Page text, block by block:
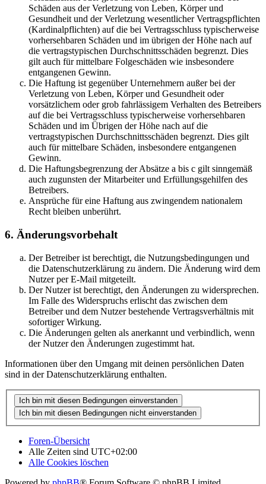
Schäden aus der Verletzung von Leben, Körper und
Gesundheit und der Verletzung wesentlicher Vertragspflichten
(Kardinalpflichten) auf die bei Vertragsschluss typischerweise
vorhersehbaren Schäden und im übrigen der Höhe nach auf
die vertragstypischen Durchschnittsschäden begrenzt. Dies
gilt auch für mittelbare Folgeschäden wie insbesondere
entgangenen Gewinn.
Die Haftung ist gegenüber Unternehmern außer bei der
Verletzung von Leben, Körper und Gesundheit oder
vorsätzlichem oder grob fahrlässigem Verhalten des Betreibers
auf die bei Vertragsschluss typischerweise vorhersehbaren
Schäden und im Übrigen der Höhe nach auf die
vertragstypischen Durchschnittsschäden begrenzt. Dies gilt
auch für mittelbare Schäden, insbesondere entgangenen
Gewinn.
Die Haftungsbegrenzung der Absätze a bis c gilt sinngemäß
auch zugunsten der Mitarbeiter und Erfüllungsgehilfen des
Betreibers.
Ansprüche für eine Haftung aus zwingendem nationalem
Recht bleiben unberührt.
6. Änderungsvorbehalt
Der Betreiber ist berechtigt, die Nutzungsbedingungen und
die Datenschutzerklärung zu ändern. Die Änderung wird dem
Nutzer per E-Mail mitgeteilt.
Der Nutzer ist berechtigt, den Änderungen zu widersprechen.
Im Falle des Widerspruchs erlischt das zwischen dem
Betreiber und dem Nutzer bestehende Vertragsverhältnis mit
sofortiger Wirkung.
Die Änderungen gelten als anerkannt und verbindlich, wenn
der Nutzer den Änderungen zugestimmt hat.
Informationen über den Umgang mit deinen persönlichen Daten
sind in der Datenschutzerklärung enthalten.
Foren-Übersicht
Alle Zeiten sind UTC+02:00
Alle Cookies löschen